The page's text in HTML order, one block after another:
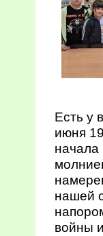
Есть у
июня
начала
нашей
войны